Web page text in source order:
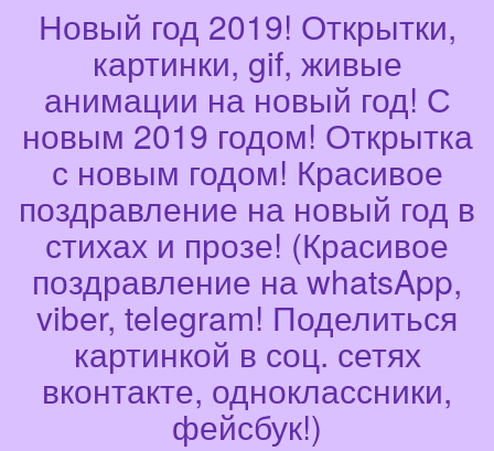
Новый год 2019! Открытки,
картинки, gif, живые
анимации на новый год! С
новым 2019 годом! Открытка
с новым годом! Красивое
поздравление на новый год в
стихах и прозе! (Красивое
поздравление на whatsApp,
viber, telegram! Поделиться
картинкой в соц. сетях
вконтакте, одноклассники,
фейсбук!)